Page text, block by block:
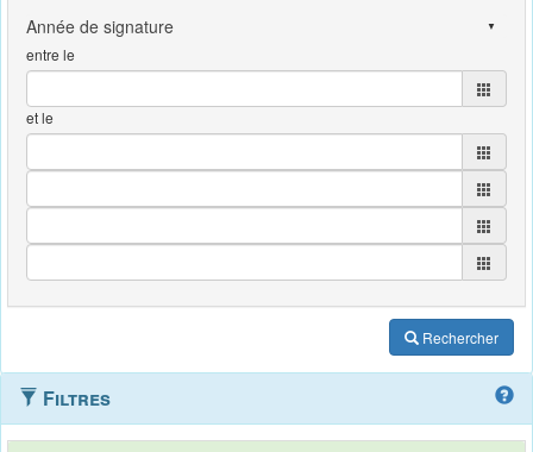
entre le
et le
Rechercher
Filtres